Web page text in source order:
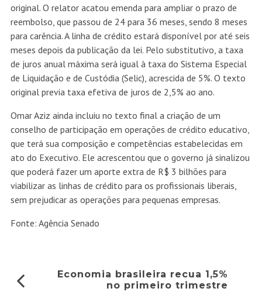
original. O relator acatou emenda para ampliar o prazo de
reembolso, que passou de 24 para 36 meses, sendo 8 meses
para carência. A linha de crédito estará disponível por até seis
meses depois da publicação da lei. Pelo substitutivo, a taxa
de juros anual máxima será igual à taxa do Sistema Especial
de Liquidação e de Custódia (Selic), acrescida de 5%. O texto
original previa taxa efetiva de juros de 2,5% ao ano.
Omar Aziz ainda incluiu no texto final a criação de um
conselho de participação em operações de crédito educativo,
que terá sua composição e competências estabelecidas em
ato do Executivo. Ele acrescentou que o governo já sinalizou
que poderá fazer um aporte extra de R$ 3 bilhões para
viabilizar as linhas de crédito para os profissionais liberais,
sem prejudicar as operações para pequenas empresas.
Fonte: Agência Senado
Economia brasileira recua 1,5%
no primeiro trimestre